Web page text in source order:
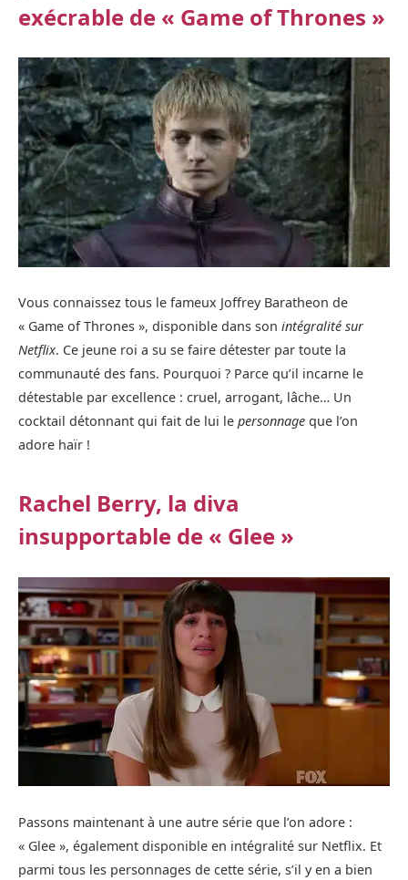
exécrable de « Game of Thrones »
Vous connaissez tous le fameux Joffrey Baratheon de
« Game of Thrones », disponible dans son intégralité sur
Netflix. Ce jeune roi a su se faire détester par toute la
communauté des fans. Pourquoi ? Parce qu’il incarne le
détestable par excellence : cruel, arrogant, lâche… Un
cocktail détonnant qui fait de lui le personnage que l’on
adore haïr !
Rachel Berry, la diva
insupportable de « Glee »
Passons maintenant à une autre série que l’on adore :
« Glee », également disponible en intégralité sur Netflix. Et
parmi tous les personnages de cette série, s’il y en a bien